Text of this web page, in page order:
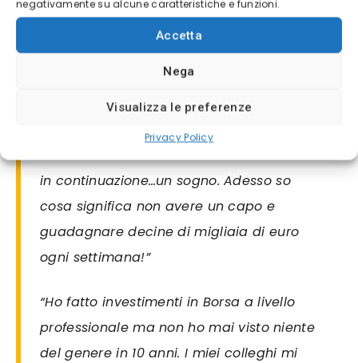
negativamente su alcune caratteristiche e funzioni.
Accetta
Nega
Visualizza le preferenze
Privacy Policy
fantastiche. Grazie Stefano!”
“Mia moglie deve darmi un pizzicotto
tutte le mattine quando guardo il conto
in banca e dirmi che non sto sognando.
Cifre del genere sul MIO conto non ci
sono mai state. Il bello è che aumentano
in continuazione…un sogno. Adesso so
cosa significa non avere un capo e
guadagnare decine di migliaia di euro
ogni settimana!”
“Ho fatto investimenti in Borsa a livello
professionale ma non ho mai visto niente
del genere in 10 anni. I miei colleghi mi